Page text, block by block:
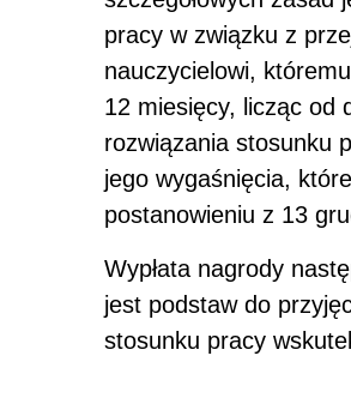
pracy w związku z
nauczycielowi,
12 miesięcy, licząc od
rozwiązania stosunku
jego wygaśnięcia,
postanowieniu z 13
Wypłata nagrody
jest podstaw do
stosunku pracy